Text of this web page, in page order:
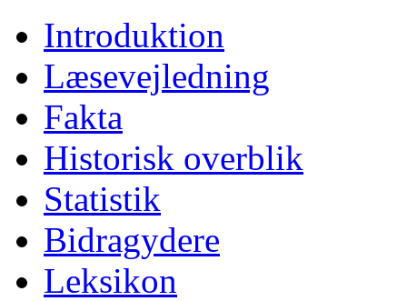
Introduktion
Læsevejledning
Fakta
Historisk overblik
Statistik
Bidragydere
Leksikon